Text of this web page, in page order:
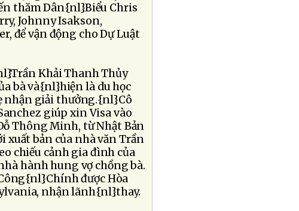
thăm Dân{nl}Biểu Chris
Johnny Isakson,
để vận động cho Dự Luật
Khải Thanh Thủy
bà và{nl}hiện là du học
nhận giải thưởng.{nl}Cô
giúp xin Visa vào
Thông Minh, từ Nhật Bản
xuất bản của nhà văn Trần
chiếu cảnh gia đình của
hành hung vợ chồng bà.
được Hòa
nhận lãnh{nl}thay.